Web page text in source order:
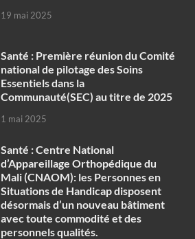
19 mai 2025
Santé : Première réunion du Comité
national de pilotage des Soins
Essentiels dans la
Communauté(SEC) au titre de 2025
1 mai 2025
Santé : Centre National
d’Appareillage Orthopédique du
Mali (CNAOM): les Personnes en
Situations de Handicap disposent
désormais d’un nouveau bâtiment
avec toute commodité et des
personnels qualités.